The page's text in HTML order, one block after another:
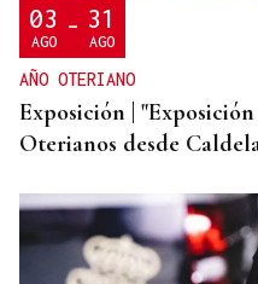
03
AGO - 31
AGO
AÑO OTERIANO
Exposición |
Oterianos desde